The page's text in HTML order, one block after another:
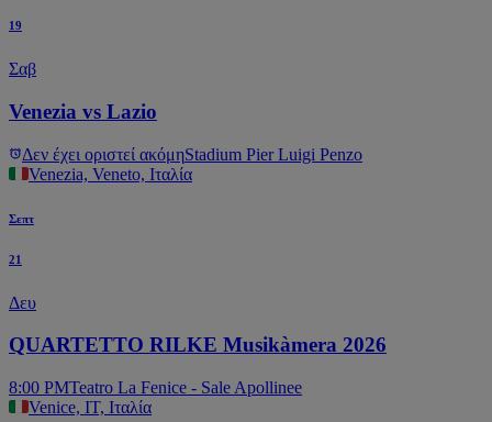
19
Σαβ
Venezia vs Lazio
Δεν έχει οριστεί ακόμηStadium Pier Luigi Penzo
Venezia, Veneto, Ιταλία
Σεπτ
21
Δευ
QUARTETTO RILKE Musikàmera 2026
8:00 PMTeatro La Fenice - Sale Apollinee
Venice, IT, Ιταλία